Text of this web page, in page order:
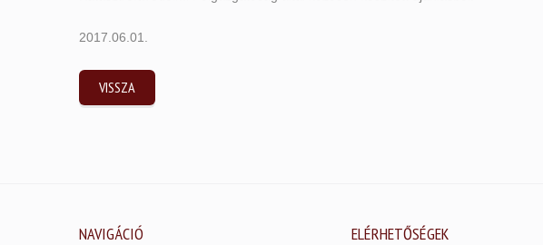
2017.06.01.
VISSZA
NAVIGÁCIÓ ELÉRHETŐSÉGEK